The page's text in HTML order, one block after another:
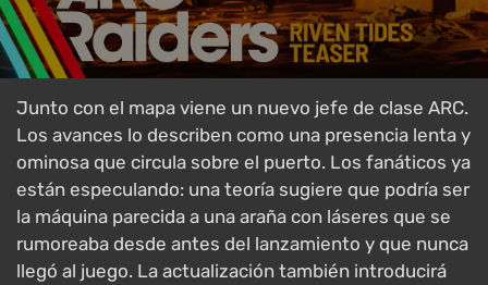
Junto con el mapa viene un nuevo jefe de clase ARC.
Los avances lo describen como una presencia lenta y
ominosa que circula sobre el puerto. Los fanáticos ya
están especulando: una teoría sugiere que podría ser
la máquina parecida a una araña con láseres que se
rumoreaba desde antes del lanzamiento y que nunca
llegó al juego. La actualización también introducirá